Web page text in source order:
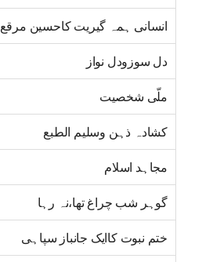
انسانی ہمہ گیریت کاحسین مرقع
دل سوزودل نواز
ملّی شخصیت
کشادہ ذہن وسلیم الطبع
مجاہد اسلام
گوہر شب چراغ تھا،نہ رہا
ختم نبوت کاایک جانباز سپاہی